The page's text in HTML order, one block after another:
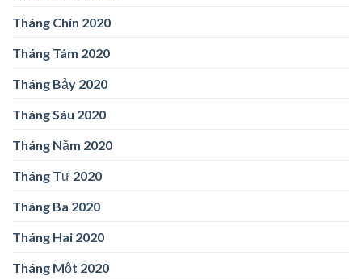
Tháng Chín 2020
Tháng Tám 2020
Tháng Bảy 2020
Tháng Sáu 2020
Tháng Năm 2020
Tháng Tư 2020
Tháng Ba 2020
Tháng Hai 2020
Tháng Một 2020